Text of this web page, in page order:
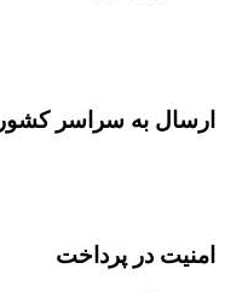
ارسال به سراسر کشور
امنیت در پرداخت